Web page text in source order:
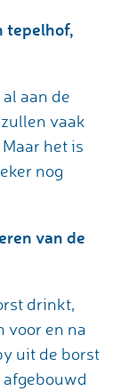
tepelhof,
aan de
vaak
het is
nog
van de
drinkt,
voor en na
uit de borst